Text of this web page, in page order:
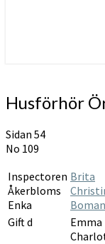
Husförhör
Örebro
1851-
1855
Husförhör
Sidan 54
No 109
Inspectoren
Åkerbloms
Enka
Brita
Boman
Gift d
Emma